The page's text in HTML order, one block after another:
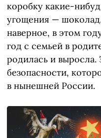
коробку какие-
угощения —
наверное, в этом
год с семьей в
родилась и
безопасности,
в нынешней России.